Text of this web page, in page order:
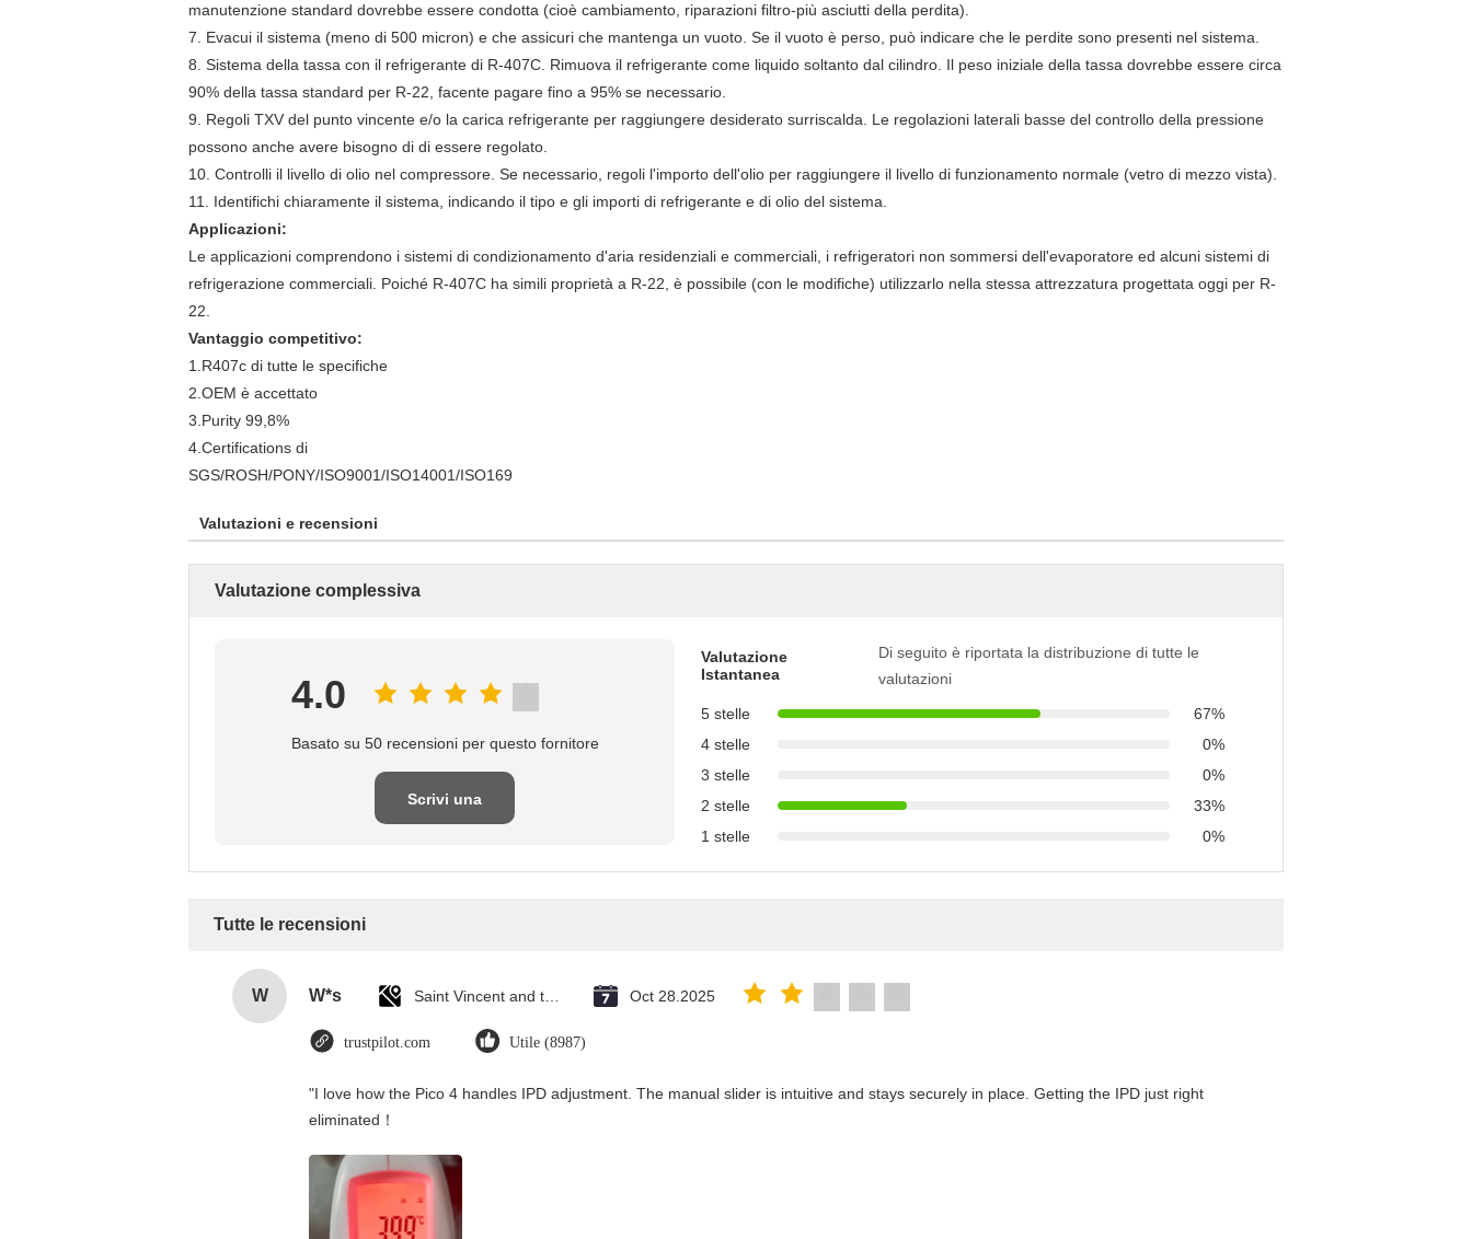
manutenzione standard dovrebbe essere condotta (cioè cambiamento, riparazioni filtro-più asciutti della perdita).
7. Evacui il sistema (meno di 500 micron) e che assicuri che mantenga un vuoto. Se il vuoto è perso, può indicare che le perdite sono presenti nel sistema.
8. Sistema della tassa con il refrigerante di R-407C. Rimuova il refrigerante come liquido soltanto dal cilindro. Il peso iniziale della tassa dovrebbe essere circa
90% della tassa standard per R-22, facente pagare fino a 95% se necessario.
9. Regoli TXV del punto vincente e/o la carica refrigerante per raggiungere desiderato surriscalda. Le regolazioni laterali basse del controllo della pressione
possono anche avere bisogno di di essere regolato.
10. Controlli il livello di olio nel compressore. Se necessario, regoli l'importo dell'olio per raggiungere il livello di funzionamento normale (vetro di mezzo vista).
11. Identifichi chiaramente il sistema, indicando il tipo e gli importi di refrigerante e di olio del sistema.
Applicazioni:
Le applicazioni comprendono i sistemi di condizionamento d'aria residenziali e commerciali, i refrigeratori non sommersi dell'evaporatore ed alcuni sistemi di
refrigerazione commerciali. Poiché R-407C ha simili proprietà a R-22, è possibile (con le modifiche) utilizzarlo nella stessa attrezzatura progettata oggi per R-
22.
Vantaggio competitivo:
1.R407c di tutte le specifiche
2.OEM è accettato
3.Purity 99,8%
4.Certifications di
SGS/ROSH/PONY/ISO9001/ISO14001/ISO169
Valutazioni e recensioni
Valutazione complessiva
4.0
Basato su 50 recensioni per questo fornitore
Scrivi una
Valutazione
Istantanea
Di seguito è riportata la distribuzione di tutte le
valutazioni
5 stelle
67%
4 stelle
0%
3 stelle
0%
2 stelle
33%
1 stelle
0%
Tutte le recensioni
W W*s Oct 28.2025
trustpilot.com Utile (8987)
"I love how the Pico 4 handles IPD adjustment. The manual slider is intuitive and stays securely in place. Getting the IPD just right
eliminated！